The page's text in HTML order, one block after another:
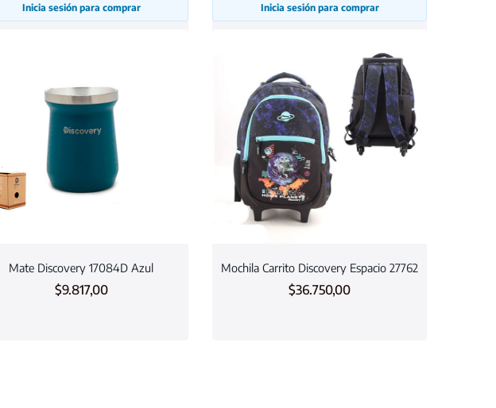
Inicia sesión para comprar
Mate Discovery 17084D Azul
$9.817,00
Inicia sesión para comprar
Mochila Carrito Discovery Espacio 27762
$36.750,00